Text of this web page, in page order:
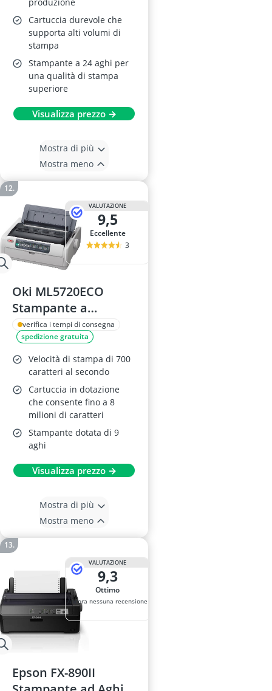
Cartuccia durevole che
supporta alti volumi di
stampa
Stampante a 24 aghi per
una qualità di stampa
superiore
Visualizza prezzo →
Mostra di più
Mostra meno
VALUTAZIONE
9,5
Eccellente
3
Oki ML5720ECO
Stampante a
Impatto 9 Aghi
verifica i tempi di consegna
spedizione gratuita
Velocità di stampa di 700
caratteri al secondo
Cartuccia in dotazione
che consente fino a 8
milioni di caratteri
Stampante dotata di 9
aghi
Visualizza prezzo →
Mostra di più
Mostra meno
VALUTAZIONE
9,3
Ottimo
Ancora nessuna recensione
Epson FX-890II